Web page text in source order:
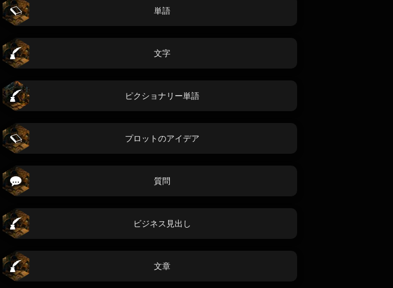
単語
文字
ピクショナリー単語
プロットのアイデア
質問
ビジネス見出し
文章